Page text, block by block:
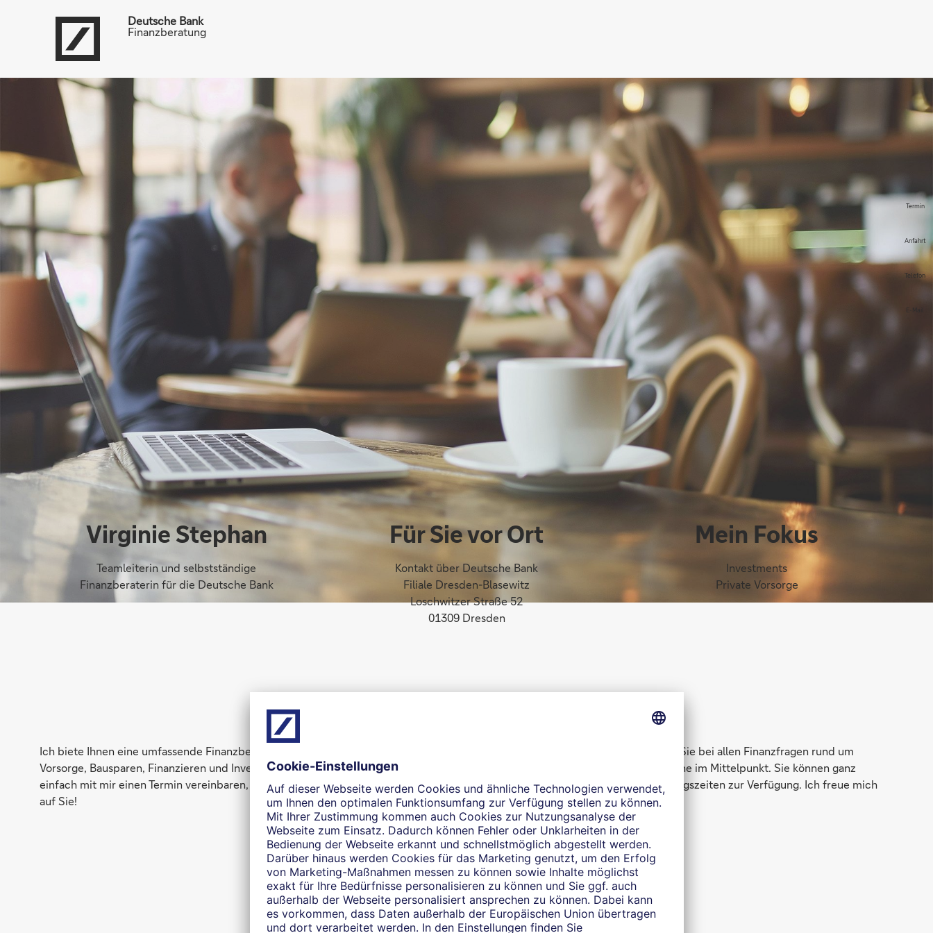
Deutsche Bank
Finanzberatung
Termin
Anfahrt
Telefon
E-Mail
Virginie Stephan
Teamleiterin und selbstständige
Finanzberaterin für die Deutsche Bank
Für Sie vor Ort
Kontakt über Deutsche Bank
Filiale Dresden-Blasewitz
Loschwitzer Straße 52
01309 Dresden
Mein Fokus
Investments
Private Vorsorge
Ich biete Ihnen eine umfassende Finanzberatung aus einer Hand. Als selbstständige Finanzberaterin in Dresden unterstütze ich Sie bei allen Finanzfragen rund um
Vorsorge, Bausparen, Finanzieren und Investieren. Im persönlichen Gespräch stehen Ihre Situation und Ihre individuellen Wünsche im Mittelpunkt. Sie können ganz
einfach mit mir einen Termin vereinbaren, telefonisch oder per E-Mail. Ich stehe Ihnen auch außerhalb der üblichen Bank-Öffnungszeiten zur Verfügung. Ich freue mich
auf Sie!